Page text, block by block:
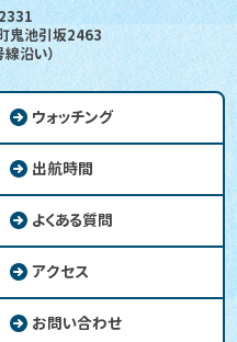
鬼池引坂2463
沿い）
ウォッチング
出航時間
よくある質問
アクセス
お問い合わせ